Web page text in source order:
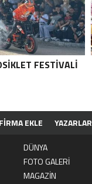
FESTIVALI
FİRMA EKLE YAZARLAR
DÜNYA
FOTO GALERİ
MAGAZİN